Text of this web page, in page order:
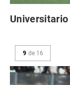
9 de 16